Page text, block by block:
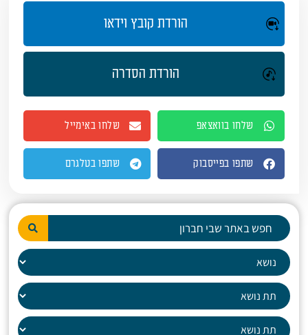
הורדת קובץ וידאו
הורדת הסדרה
שלחו בוואצאפ שלחו באימייל
שתפו בפייסבוק שתפו בטלגרם